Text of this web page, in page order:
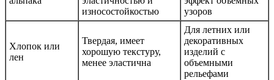
износостойкостью
узоров
Хлопок или
лен
Твердая, имеет
хорошую текстуру,
менее эластична
Для летних или
декоративных
изделий с
объемными
рельефами